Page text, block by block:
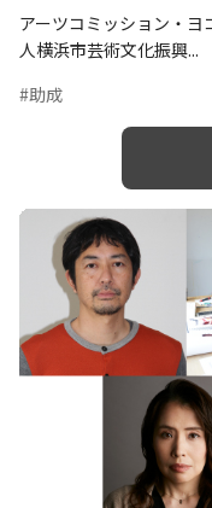
アーツコミッション・ヨ
人横浜市芸術文化振興...
#助成